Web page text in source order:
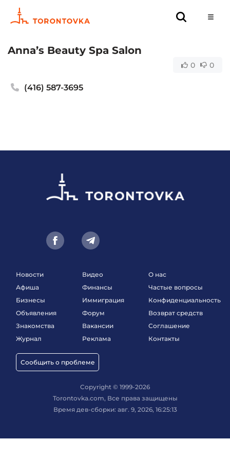
Anna’s Beauty Spa Salon
0 0
(416) 587-3695
Новости
Афиша
Бизнесы
Объявления
Знакомства
Журнал
Сообщить о проблеме
Видео
Финансы
Иммиграция
Форум
Вакансии
Реклама
О нас
Частые вопросы
Конфиденциальность
Возврат средств
Соглашение
Контакты
Copyright © 1999-2026
Torontovka.com, Все права защищены
Время дев-сборки: авг. 9, 2026, 16:25:13